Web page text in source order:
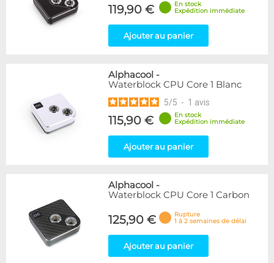
119,90 €
En stock
Expédition immédiate
Ajouter au panier
Alphacool -
Waterblock CPU Core 1 Blanc
5/5 - 1 avis
115,90 €
En stock
Expédition immédiate
Ajouter au panier
Alphacool -
Waterblock CPU Core 1 Carbon
125,90 €
Rupture
1 à 2 semaines de délai
Ajouter au panier